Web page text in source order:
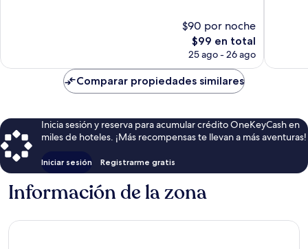
$90 por noche
El
precio
es
$99 en total
25 ago - 26 ago
Comparar propiedades similares
Inicia sesión y reserva para acumular crédito OneKeyCash en
miles de hoteles. ¡Más recompensas te llevan a más aventuras!
Iniciar sesión Registrarme gratis
Información de la zona